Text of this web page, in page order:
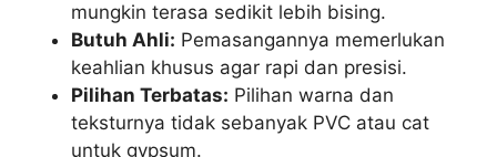
mungkin terasa sedikit lebih bising.
Butuh Ahli: Pemasangannya memerlukan
keahlian khusus agar rapi dan presisi.
Pilihan Terbatas: Pilihan warna dan
teksturnya tidak sebanyak PVC atau cat
untuk gypsum.